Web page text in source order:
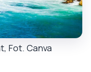
Fot. Canva